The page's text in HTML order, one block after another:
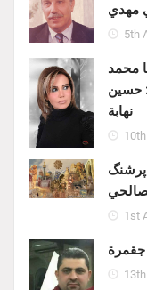
مهدي
5th
محمد
حسين
نهابة
پرشنگ
1st